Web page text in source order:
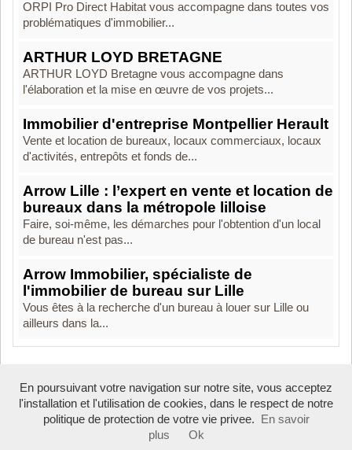
ORPI Pro Direct Habitat vous accompagne dans toutes vos
problématiques d'immobilier...
ARTHUR LOYD BRETAGNE
ARTHUR LOYD Bretagne vous accompagne dans
l'élaboration et la mise en œuvre de vos projets...
Immobilier d'entreprise Montpellier Herault
Vente et location de bureaux, locaux commerciaux, locaux
d'activités, entrepôts et fonds de...
Arrow Lille : l’expert en vente et location de
bureaux dans la métropole lilloise
Faire, soi-même, les démarches pour l'obtention d'un local
de bureau n'est pas...
Arrow Immobilier, spécialiste de
l'immobilier de bureau sur Lille
Vous êtes à la recherche d'un bureau à louer sur Lille ou
ailleurs dans la...
Boosté par Arfooo 2.02 - © 2007 - 2026
En poursuivant votre navigation sur notre site, vous acceptez
l'installation et l'utilisation de cookies, dans le respect de notre
politique de protection de votre vie privee.
En savoir
plus
Ok